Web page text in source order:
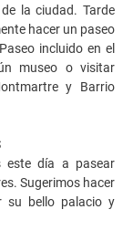
la ciudad. Tarde
hacer un paseo
incluido en el
museo o visitar
y Barrio
este día a pasear
Sugerimos hacer
su bello palacio y